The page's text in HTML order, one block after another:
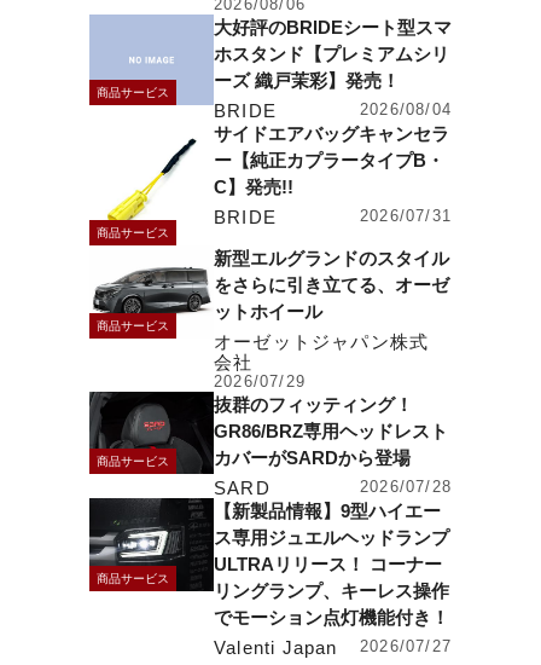
2026/08/06
商品サービス
大好評のBRIDEシート型スマ
ホスタンド【プレミアムシリ
ーズ 織戸茉彩】発売！
BRIDE
2026/08/04
商品サービス
サイドエアバッグキャンセラ
ー【純正カプラータイプB・
C】発売!!
BRIDE
2026/07/31
商品サービス
新型エルグランドのスタイル
をさらに引き立てる、オーゼ
ットホイール
オーゼットジャパン株式
会社
2026/07/29
商品サービス
抜群のフィッティング！
GR86/BRZ専用ヘッドレスト
カバーがSARDから登場
SARD
2026/07/28
商品サービス
【新製品情報】9型ハイエー
ス専用ジュエルヘッドランプ
ULTRAリリース！ コーナー
リングランプ、キーレス操作
でモーション点灯機能付き！
Valenti Japan
2026/07/27